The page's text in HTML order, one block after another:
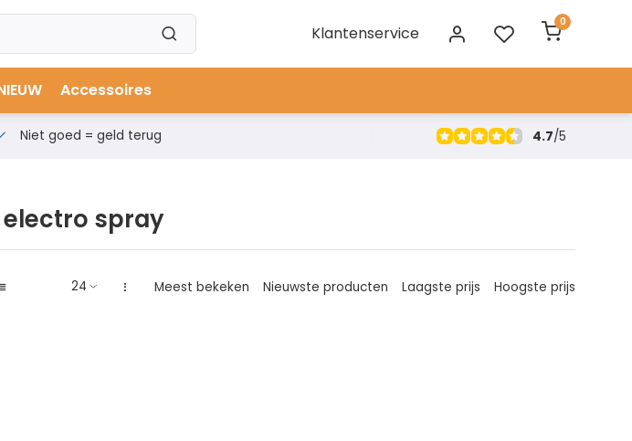
Klantenservice
0
Accessoires
Niet goed = geld terug 4.7/5
spray
Meest bekeken Nieuwste producten Laagste prijs Hoogste prijs